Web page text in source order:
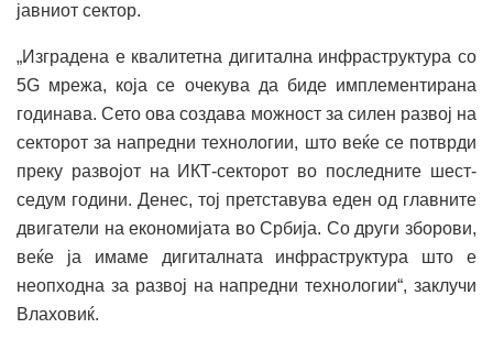
јавниот сектор.
„Изградена е квалитетна дигитална инфраструктура со
5G мрежа, која се очекува да биде имплементирана
годинава. Сето ова создава можност за силен развој на
секторот за напредни технологии, што веќе се потврди
преку развојот на ИКТ-секторот во последните шест-
седум години. Денес, тој претставува еден од главните
двигатели на економијата во Србија. Со други зборови,
веќе ја имаме дигиталната инфраструктура што е
неопходна за развој на напредни технологии“, заклучи
Влаховиќ.